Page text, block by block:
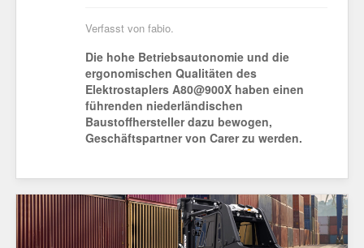
Verfasst von fabio.
Die hohe Betriebsautonomie und die
ergonomischen Qualitäten des
Elektrostaplers A80@900X haben einen
führenden niederländischen
Baustoffhersteller dazu bewogen,
Geschäftspartner von Carer zu werden.